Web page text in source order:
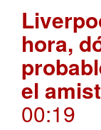
hora,
el
00:19